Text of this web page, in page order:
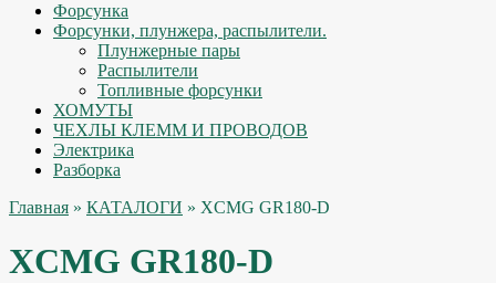
Форсунка
Форсунки, плунжера, распылители.
Плунжерные пары
Распылители
Топливные форсунки
ХОМУТЫ
ЧЕХЛЫ КЛЕММ И ПРОВОДОВ
Электрика
Разборка
Главная » КАТАЛОГИ » XCMG GR180-D
XCMG GR180-D